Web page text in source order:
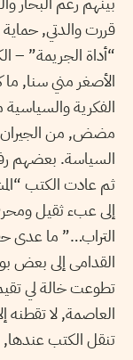
قررت والدتي,
“أداة الجريمة”
الأصغر مني سنا,
الفكرية
مضض, من الجيران
السياسة. بعضهم
ثم عادت الكتب
إلى عبء ثقيل
التراب…” ما عدى
القدامى إلى بعض
تطوعت خالة لي
العاصمة, لا تقطنه
تنقل الكتب